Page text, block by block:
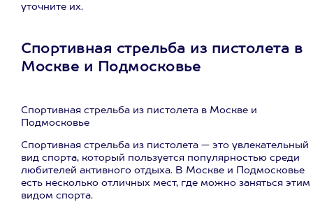
уточните их.
Спортивная стрельба из пистолета в
Москве и Подмосковье
Спортивная стрельба из пистолета в Москве и
Подмосковье
Спортивная стрельба из пистолета — это увлекательный
вид спорта, который пользуется популярностью среди
любителей активного отдыха. В Москве и Подмосковье
есть несколько отличных мест, где можно заняться этим
видом спорта.